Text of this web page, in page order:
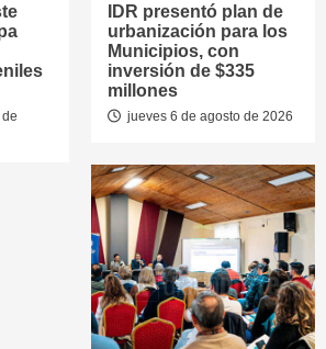
IDR presentó plan de
urbanización para los
Municipios, con
inversión de $335
millones
jueves 6 de agosto de 2026